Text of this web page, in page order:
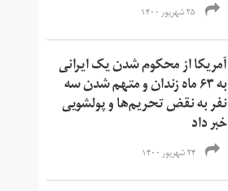
۲۵ شهریور ۱۴۰۰
آمریکا از محکوم شدن یک ایرانی
به ۶۳ ماه زندان و متهم شدن سه
نفر به نقض تحریم‌ها و‌ پولشویی
خبر داد
۲۴ شهریور ۱۴۰۰